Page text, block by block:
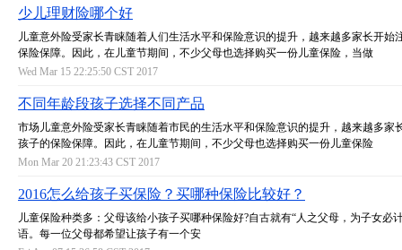
少儿理财险哪个好
儿童意外险受家长青睐随着人们生活水平和保险意识的提升，越来越多家长开始
保险保障。因此，在儿童节期间，不少父母也选择购买一份儿童保险，当做
Wed Mar 15 22:25:50 CST 2017
不同年龄段孩子选择不同产品
市场儿童意外险受家长青睐随着市民的生活水平和保险意识的提升，越来越多家
孩子的保险保障。因此，在儿童节期间，不少父母也选择购买一份儿童保险
Mon Mar 20 21:23:43 CST 2017
2016怎么给孩子买保险？买哪种保险比较好？
儿童保险种类多：父母该给小孩子买哪种保险好?自古就有“人之父母，为子女必
语。每一位父母都希望让孩子有一个安